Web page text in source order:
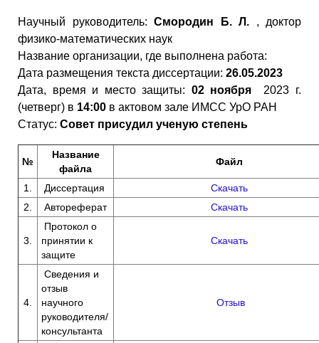
Научный руководитель: Смородин Б. Л. , доктор
физико-математических наук
Название организации, где выполнена работа:
Дата размещения текста диссертации: 26.05.2023
Дата, время и место защиты: 02 ноября 2023 г.
(четверг) в 14:00 в актовом зале ИМСС УрО РАН
Статус: Совет присудил ученую степень
№
Название
файла
Файл
1. Диссертация
Скачать
2.
Автореферат Скачать
3.
Протокол о
принятии к
защите
Скачать
4.
Сведения и
отзыв
научного
руководителя/
консультанта
Отзыв